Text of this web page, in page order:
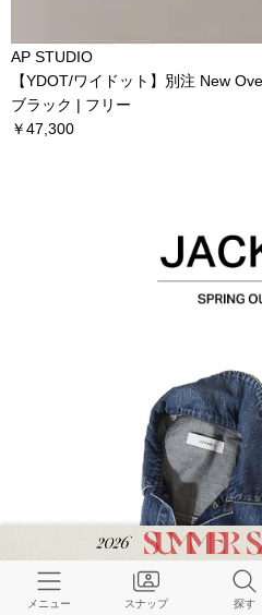
AP STUDIO
【YDOT/ワイドット】別注 New
ブラック | フリー
￥47,300
メニュー スナップ 探す